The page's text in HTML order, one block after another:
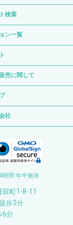
検索
ン一覧
売に関して
社
間 年中無休
町1-8-11
歩3分
6分